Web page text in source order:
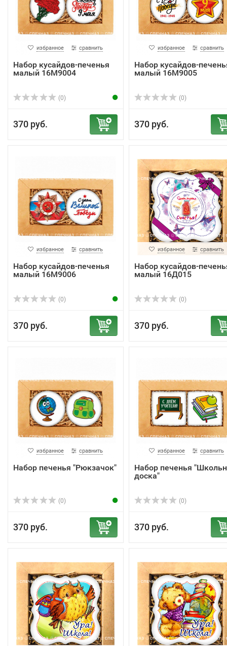
избранное сравнить
Набор кусайдов-печенья
малый 16М9004
(0)
370 руб.
избранное сравнить
Набор кусайдов-
малый 16М9005
(0)
370 руб.
избранное сравнить
Набор кусайдов-печенья
малый 16М9006
(0)
370 руб.
избранное сравнить
Набор кусайдов-
малый 16Д015
(0)
370 руб.
избранное сравнить
Набор печенья "Рюкзачок"
(0)
370 руб.
избранное сравнить
Набор печенья
доска"
(0)
370 руб.